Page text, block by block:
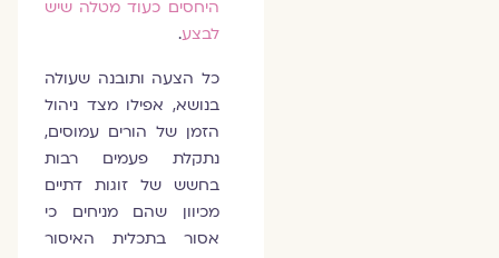
היחסים כעוד מטלה שיש
לבצע.
כל הצעה ותובנה שעולה
בנושא, אפילו מצד ניהול
הזמן של הורים עמוסים,
נתקלת פעמים רבות
בחשש של זוגות דתיים
מכיוון שהם מניחים כי
אסור בתכלית האיסור